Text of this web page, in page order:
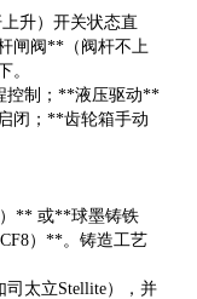
升）开关状态直
闸阀**（阀杆不上
。
控制；**液压驱动**
闭；**齿轮箱手动
** 或**球墨铸铁
）**。铸造工艺
太立Stellite），并